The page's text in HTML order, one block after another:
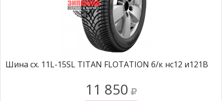
Шина сх. 11L-15SL TITAN FLOTATION б/к нс12 и121B
11 850